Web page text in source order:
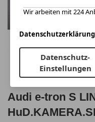
Audi e-tron S
Wir arbeiten mit 224
Datenschutzerklärung
Datenschutz-
Einstellungen